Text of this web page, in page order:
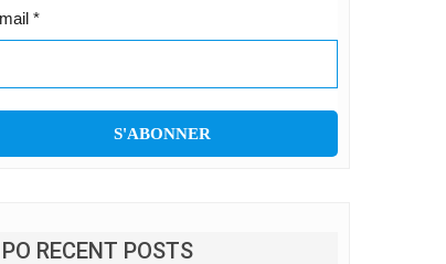
*
PO RECENT POSTS